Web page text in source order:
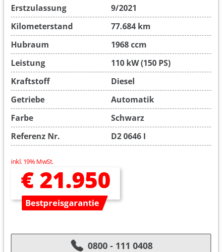
Erstzulassung
9/2021
Kilometerstand
77.684 km
Hubraum
1968 ccm
Leistung
110 kW (150 PS)
Kraftstoff
Diesel
Getriebe
Automatik
Farbe
Schwarz
Referenz Nr.
D2 0646 I
inkl. 19% MwSt.
€ 21.950
Bestpreisgarantie
0800 - 111 0408